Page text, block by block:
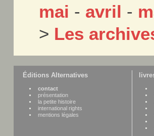
mai - avril -
> Les
Éditions Alternatives
contact
présentation
la petite histoire
international rights
mentions légales